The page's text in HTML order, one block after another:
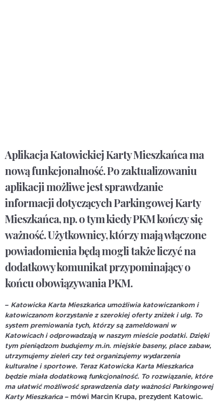
Aplikacja Katowickiej Karty Mieszkańca ma
nową funkcjonalność. Po zaktualizowaniu
aplikacji możliwe jest sprawdzanie
informacji dotyczących Parkingowej Karty
Mieszkańca, np. o tym kiedy PKM kończy się
ważność. Użytkownicy, którzy mają włączone
powiadomienia będą mogli także liczyć na
dodatkowy komunikat przypominający o
końcu obowiązywania PKM.
– Katowicka Karta Mieszkańca umożliwia katowiczankom i
katowiczanom korzystanie z szerokiej oferty zniżek i ulg. To
system premiowania tych, którzy są zameldowani w
Katowicach i odprowadzają w naszym mieście podatki. Dzięki
tym pieniądzom budujemy m.in. miejskie baseny, place zabaw,
utrzymujemy zieleń czy też organizujemy wydarzenia
kulturalne i sportowe. Teraz Katowicka Karta Mieszkańca
będzie miała dodatkową funkcjonalność. To rozwiązanie, które
ma ułatwić możliwość sprawdzenia daty ważności Parkingowej
Karty Mieszkańca– mówi Marcin Krupa, prezydent Katowic.